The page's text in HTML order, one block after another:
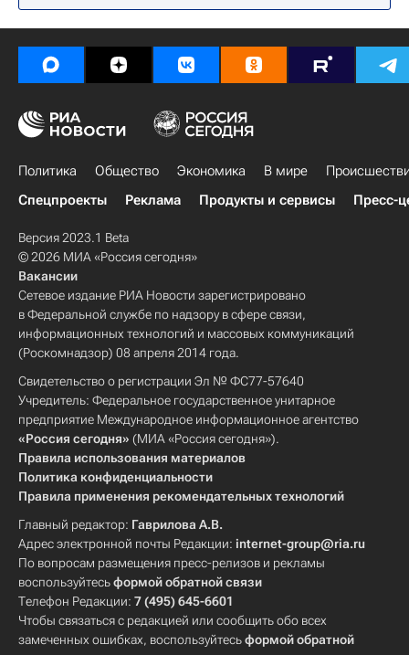
Политика Общество Экономика В мире
Спецпроекты
Реклама Продукты и сервисы Пресс-
Версия 2023.1 Beta
© 2026 МИА «Россия сегодня»
Вакансии
Сетевое издание РИА Новости зарегистрировано
в Федеральной службе по надзору в сфере связи,
информационных технологий и массовых коммуникаций
(Роскомнадзор) 08 апреля 2014 года.
Свидетельство о регистрации Эл № ФС77-57640
Учредитель: Федеральное государственное унитарное
предприятие Международное информационное агентство
«Россия сегодня» (МИА «Россия сегодня»).
Правила использования материалов
Политика конфиденциальности
Правила применения рекомендательных технологий
Главный редактор: Гаврилова А.В.
Адрес электронной почты Редакции: internet-group@ria.ru
По вопросам размещения пресс-релизов и рекламы
воспользуйтесьформой обратной связи
Телефон Редакции: 7 (495) 645-6601
Чтобы связаться с редакцией или сообщить обо всех
замеченных ошибках, воспользуйтесьформой обратной